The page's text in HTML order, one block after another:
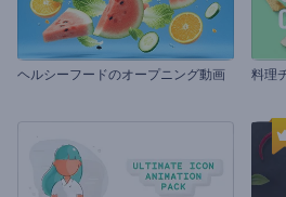
ヘルシーフードのオープニング動画 料理